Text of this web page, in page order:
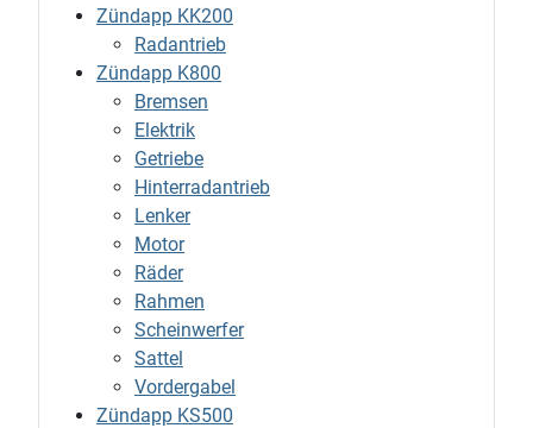
Zündapp KK200
Radantrieb
Zündapp K800
Bremsen
Elektrik
Getriebe
Hinterradantrieb
Lenker
Motor
Räder
Rahmen
Scheinwerfer
Sattel
Vordergabel
Zündapp KS500